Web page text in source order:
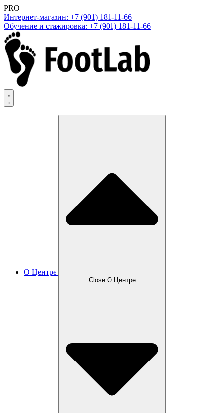
PRO
Интернет-магазин: +7 (901) 181-11-66
Обучение и стажировка: +7 (901) 181-11-66
О Центре
Close О Центре